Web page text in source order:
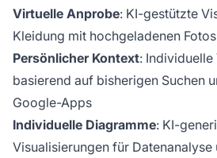
Virtuelle Anprobe: KI-gestützte
Kleidung mit hochgeladenen Fotos
Persönlicher Kontext:
basierend auf bisherigen Suchen
Google-Apps
Individuelle Diagramme: KI-
Visualisierungen für Datenanalyse